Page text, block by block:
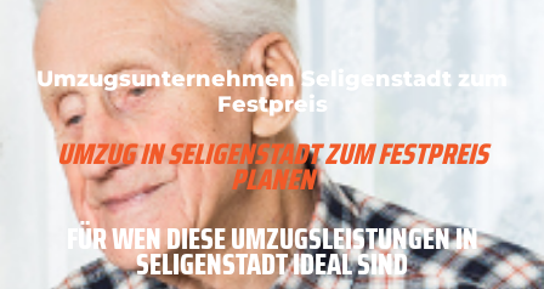
Umzugsunternehmen Seligenstadt zum
Festpreis
UMZUG IN SELIGENSTADT ZUM FESTPREIS
PLANEN
FÜR WEN DIESE UMZUGSLEISTUNGEN IN
SELIGENSTADT IDEAL SIND